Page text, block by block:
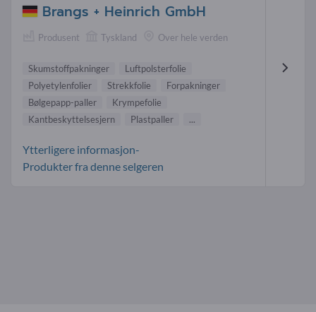
Brangs + Heinrich GmbH
Produsent Tyskland Over hele verden
Skumstoffpakninger
Luftpolsterfolie
Polyetylenfolier
Strekkfolie
Forpakninger
Bølgepapp-paller
Krympefolie
Kantbeskyttelsesjern
Plastpaller ...
Ytterligere informasjon-
Produkter fra denne selgeren